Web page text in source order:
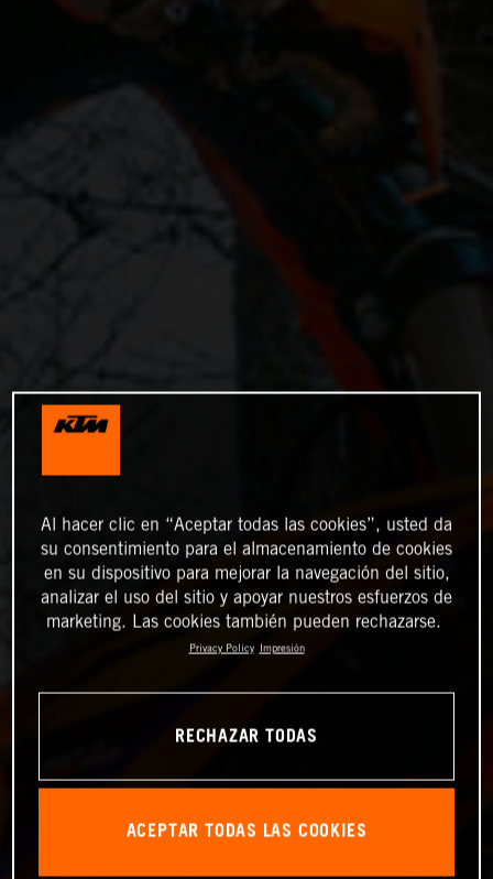
Al hacer clic en “Aceptar todas las cookies”, usted da
su consentimiento para el almacenamiento de cookies
en su dispositivo para mejorar la navegación del sitio,
analizar el uso del sitio y apoyar nuestros esfuerzos de
marketing. Las cookies también pueden rechazarse.
Privacy Policy Impresión
RECHAZAR TODAS
ACEPTAR TODAS LAS COOKIES